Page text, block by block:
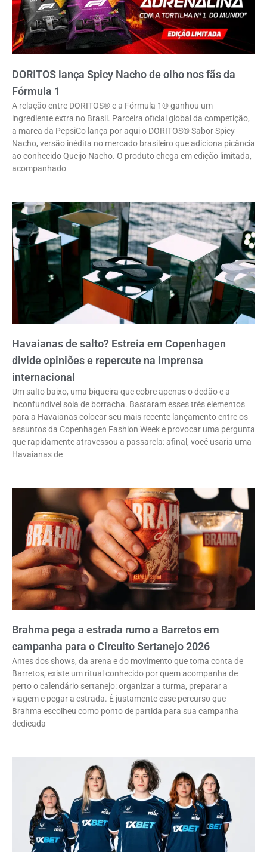
DORITOS lança Spicy Nacho de olho nos fãs da
Fórmula 1
A relação entre DORITOS® e a Fórmula 1® ganhou um
ingrediente extra no Brasil. Parceira oficial global da competição,
a marca da PepsiCo lança por aqui o DORITOS® Sabor Spicy
Nacho, versão inédita no mercado brasileiro que adiciona picância
ao conhecido Queijo Nacho. O produto chega em edição limitada,
acompanhado
Havaianas de salto? Estreia em Copenhagen
divide opiniões e repercute na imprensa
internacional
Um salto baixo, uma biqueira que cobre apenas o dedão e a
inconfundível sola de borracha. Bastaram esses três elementos
para a Havaianas colocar seu mais recente lançamento entre os
assuntos da Copenhagen Fashion Week e provocar uma pergunta
que rapidamente atravessou a passarela: afinal, você usaria uma
Havaianas de
Brahma pega a estrada rumo a Barretos em
campanha para o Circuito Sertanejo 2026
Antes dos shows, da arena e do movimento que toma conta de
Barretos, existe um ritual conhecido por quem acompanha de
perto o calendário sertanejo: organizar a turma, preparar a
viagem e pegar a estrada. É justamente esse percurso que
Brahma escolheu como ponto de partida para sua campanha
dedicada